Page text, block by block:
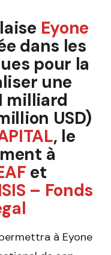
Eyone
dans les
pour la
une
milliard
USD)
, le
à
et
– Fonds
à Eyone